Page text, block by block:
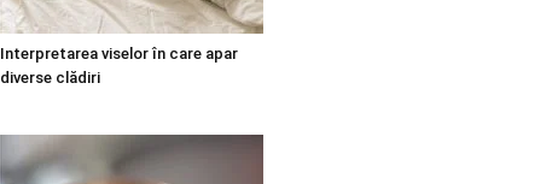
Interpretarea viselor în care apar
diverse clădiri